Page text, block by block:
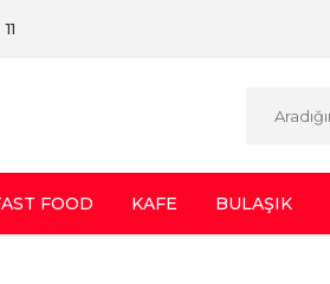
FOOD KAFE BULAŞIK